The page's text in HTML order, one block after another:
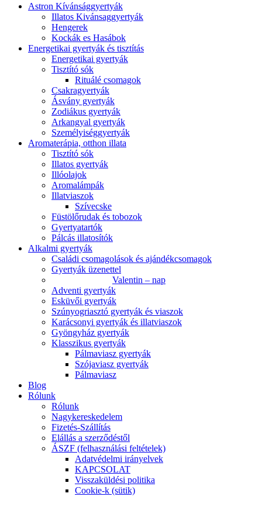
Astron Kívánsággyertyák
Illatos Kivánsaggyertyák
Hengerek
Kockák es Hasábok
Energetikai gyertyák és tisztítás
Energetikai gyertyák
Tisztító sók
Rituálé csomagok
Csakragyertyák
Ásvány gyertyák
Zodiákus gyertyák
Arkangyal gyertyák
Személyiséggyertyák
Aromaterápia, otthon illata
Tisztító sók
Illatos gyertyák
Illóolajok
Aromalámpák
Illatviaszok
Szívecske
Füstölőrudak és tobozok
Gyertyatartók
Pálcás illatosítók
Alkalmi gyertyák
Családi csomagolások és ajándékcsomagok
Gyertyák üzenettel
Valentin – nap
Adventi gyertyák
Esküvői gyertyák
Szúnyogriasztó gyertyák és viaszok
Karácsonyi gyertyák és illatviaszok
Gyöngyház gyertyák
Klasszikus gyertyák
Pálmaviasz gyertyák
Szójaviasz gyertyák
Pálmaviasz
Blog
Rólunk
Rólunk
Nagykereskedelem
Fizetés-Szállítás
Elállás a szerződéstől
ÁSZF (felhasználási feltételek)
Adatvédelmi irányelvek
KAPCSOLAT
Visszaküldési politika
Cookie-k (sütik)